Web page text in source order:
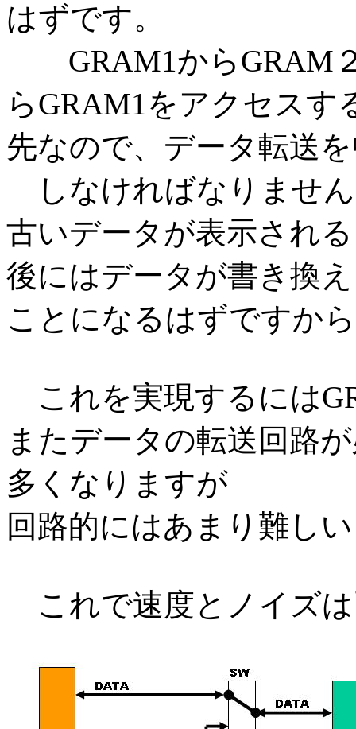
はずです。
GRAM1からGRAM２
らGRAM1をアクセスす
先なので、データ転送
しなければなりませ
古いデータが表示され
後にはデータが書き換
ことになるはずですか
これを実現するには
またデータの転送回路
多くなりますが
回路的にはあまり難し
これで速度とノイズ